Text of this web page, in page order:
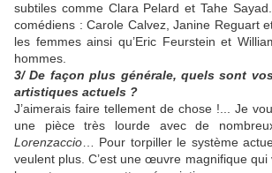
subtiles comme Clara Pelard et Tahe
comédiens : Carole Calvez, Janine Reguart
les femmes ainsi qu’Eric Feurstein et
hommes.
3/ De façon plus générale, quels sont
artistiques actuels ?
J’aimerais faire tellement de chose !... Je
une pièce très lourde avec de
Lorenzaccio … Pour torpiller le système
veulent plus. C’est une œuvre magnifique qui